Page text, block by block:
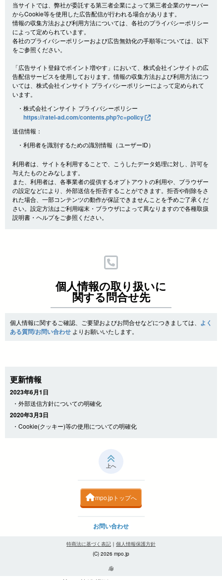
当サイトでは、弊社が委託する第三者企業によって第三者企業のサーバー
からCookie等を使用した広告配信が行われる場合があります。
情報の収集方法および利用方法については、各社のプライバシーポリシー
によって定められています。
各社のプライバシーポリシーおよび広告無効化の手順等については、以下
をご参照ください。
「広告サイト登録でポイント増やす」において、株式会社インサイトの広
告配信サービスを使用しております。情報の収集方法および利用方法につ
いては、株式会社インサイト プライバシーポリシーによって定められて
います。
・株式会社インサイト プライバシーポリシー
https://ratel-ad.com/contents.php?c=policy
送信情報：
・利用者を識別するための識別情報（ユーザーID）
利用者は、サイトを利用することで、こうしたデータ処理に対し、許可を
与えたものとみなします。
また、利用者は、各事業者の提供するオプトアウトの利用や、ブラウザー
の設定などにより、外部送信を拒否することができます。拒否や削除をさ
れた場合、一部コンテンツの動作が保証できませんことを予めご了承くだ
さい。設定方法はご利用端末・ブラウザによって異なりますので各種取扱
説明書・ヘルプをご参照ください。
個人情報の取り扱いに
関する問合せ先
個人情報に関するご確認、ご要望およびお問合せなどにつきましては、 よく
ある質問/お問い合わせよりお願いいたします。
更新情報
2023年6月1日
・外部送信方針についての明確化
2020年3月3日
・Cookie(クッキー)等の使用についての明確化
上へ
mpo.jpトップへ
お問い合わせ
特商法に基づく表記 ｜ 個人情報保護方針
(C) 2026 mpo.jp